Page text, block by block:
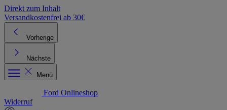
Direkt zum Inhalt
Versandkostenfrei ab 30€
Vorherige
Nächste
Menü
Ford Onlineshop
Widerruf